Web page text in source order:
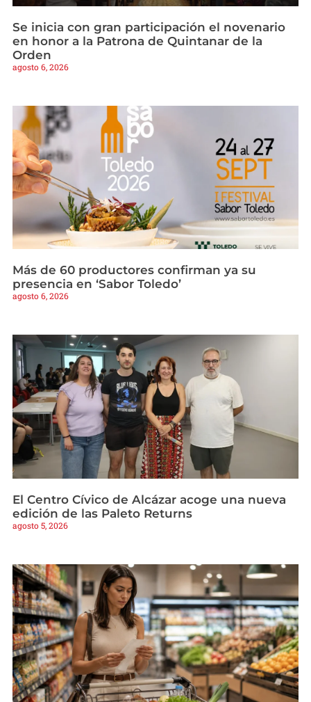
Se inicia con gran participación el novenario
en honor a la Patrona de Quintanar de la
Orden
agosto 6, 2026
Más de 60 productores confirman ya su
presencia en ‘Sabor Toledo’
agosto 6, 2026
El Centro Cívico de Alcázar acoge una nueva
edición de las Paleto Returns
agosto 5, 2026